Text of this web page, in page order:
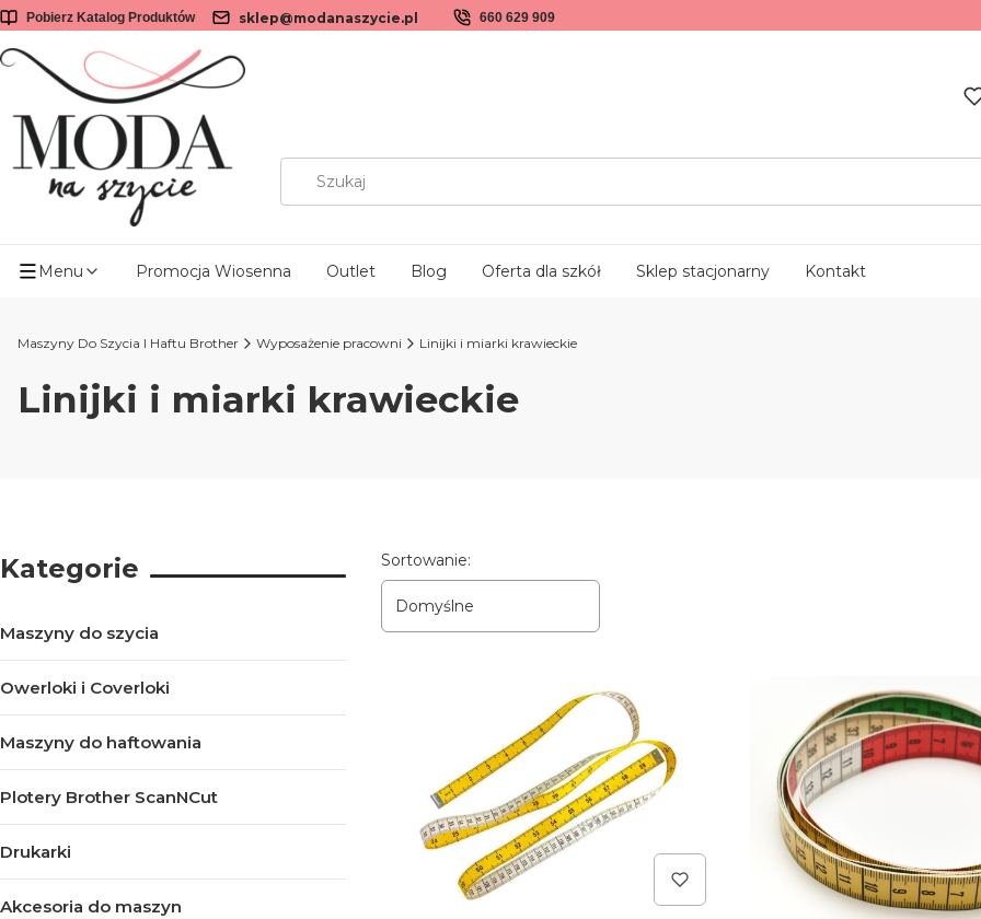
Pobierz Katalog Produktów sklep@modanaszycie.pl 660 629 909
Menu Promocja Wiosenna Outlet Blog Oferta dla szkół Sklep stacjonarny Kontakt
Maszyny Do Szycia I Haftu Brother Wyposażenie pracowni Linijki i miarki krawieckie
Linijki i miarki krawieckie
Kategorie
Maszyny do szycia
Owerloki i Coverloki
Maszyny do haftowania
Plotery Brother ScanNCut
Drukarki
Akcesoria do maszyn
Lista produktów
Sortowanie:
Domyślne